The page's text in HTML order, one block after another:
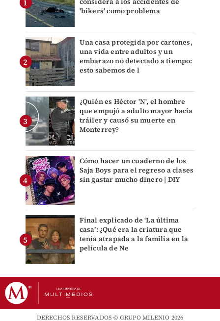
'bikers' como problema
Una casa protegida por cartones,
una vida entre adultos y un
embarazo no detectado a tiempo:
esto sabemos de l
¿Quién es Héctor 'N', el hombre
que empujó a adulto mayor hacia
tráiler y causó su muerte en
Monterrey?
Cómo hacer un cuaderno de los
Saja Boys para el regreso a clases
sin gastar mucho dinero | DIY
Final explicado de ‘La última
casa’: ¿Qué era la criatura que
tenía atrapada a la familia en la
película de Ne
DERECHOS RESERVADOS © GRUPO MILENIO 2026